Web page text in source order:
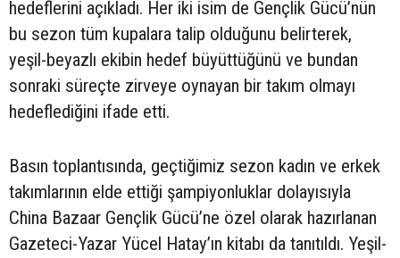
hedeflerini açıkladı. Her iki isim de Gençlik Gücü’nün
bu sezon tüm kupalara talip olduğunu belirterek,
yeşil-beyazlı ekibin hedef büyüttüğünü ve bundan
sonraki süreçte zirveye oynayan bir takım olmayı
hedeflediğini ifade etti.
Basın toplantısında, geçtiğimiz sezon kadın ve erkek
takımlarının elde ettiği şampiyonluklar dolayısıyla
China Bazaar Gençlik Gücü’ne özel olarak hazırlanan
Gazeteci-Yazar Yücel Hatay’ın kitabı da tanıtıldı. Yeşil-